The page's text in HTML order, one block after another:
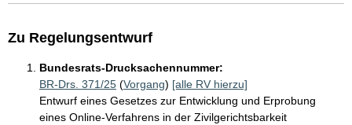
Zu Regelungsentwurf
Bundesrats-Drucksachennummer:
BR-Drs. 371/25 (Vorgang) [alle RV hierzu]
Entwurf eines Gesetzes zur Entwicklung und Erprobung
eines Online-Verfahrens in der Zivilgerichtsbarkeit